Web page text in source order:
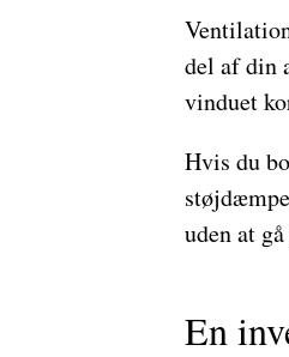
del af din
vinduet
Hvis du
uden at
En